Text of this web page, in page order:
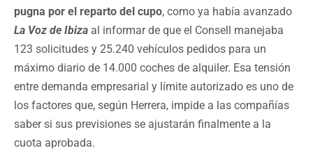
pugna por el reparto del cupo, como ya había avanzado
La Voz de Ibiza al informar de que el Consell manejaba
123 solicitudes y 25.240 vehículos pedidos para un
máximo diario de 14.000 coches de alquiler. Esa tensión
entre demanda empresarial y límite autorizado es uno de
los factores que, según Herrera, impide a las compañías
saber si sus previsiones se ajustarán finalmente a la
cuota aprobada.